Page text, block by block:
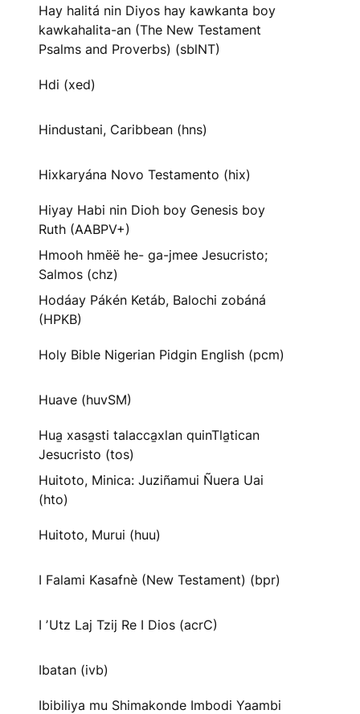
Hay halitá nin Diyos hay kawkanta boy
kawkahalita-an (The New Testament
Psalms and Proverbs) (sblNT)
Hdi (xed)
Hindustani, Caribbean (hns)
Hixkaryána Novo Testamento (hix)
Hiyay Habi nin Dioh boy Genesis boy
Ruth (AABPV+)
Hmooh hmëë he- ga-jmee Jesucristo;
Salmos (chz)
Hodáay Pákén Ketáb, Balochi zobáná
(HPKB)
Holy Bible Nigerian Pidgin English (pcm)
Huave (huvSM)
Hua̱ xasa̱sti talacca̱xlan quinTla̱tican
Jesucristo (tos)
Huitoto, Minica: Juziñamui Ñuera Uai
(hto)
Huitoto, Murui (huu)
I Falami Kasafnè (New Testament) (bpr)
I ʼUtz Laj Tzij Re I Dios (acrC)
Ibatan (ivb)
Ibibiliya mu Shimakonde Imbodi Yaambi